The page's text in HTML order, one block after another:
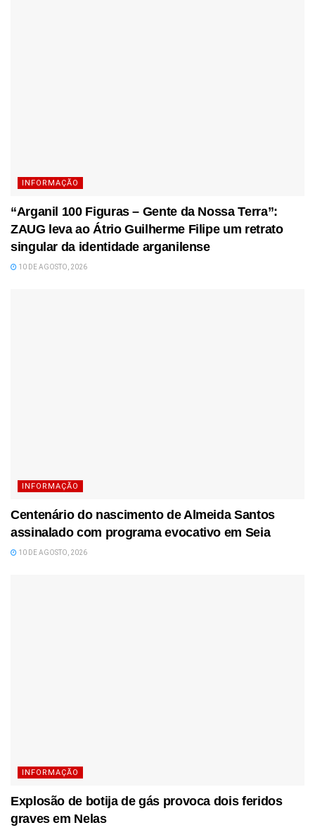
INFORMAÇÃO
“Arganil 100 Figuras – Gente da Nossa Terra”:
ZAUG leva ao Átrio Guilherme Filipe um retrato
singular da identidade arganilense
10 DE AGOSTO, 2026
INFORMAÇÃO
Centenário do nascimento de Almeida Santos
assinalado com programa evocativo em Seia
10 DE AGOSTO, 2026
INFORMAÇÃO
Explosão de botija de gás provoca dois feridos
graves em Nelas